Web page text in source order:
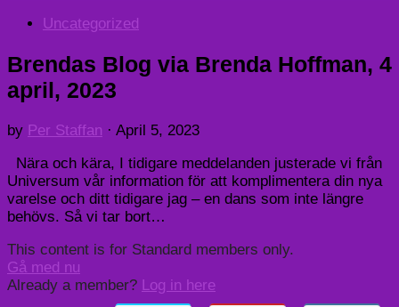
Uncategorized
Brendas Blog via Brenda Hoffman, 4
april, 2023
by Per Staffan · April 5, 2023
Nära och kära, I tidigare meddelanden justerade vi från
Universum vår information för att komplimentera din nya
varelse och ditt tidigare jag – en dans som inte längre
behövs. Så vi tar bort…
This content is for Standard members only.
Gå med nu
Already a member? Log in here